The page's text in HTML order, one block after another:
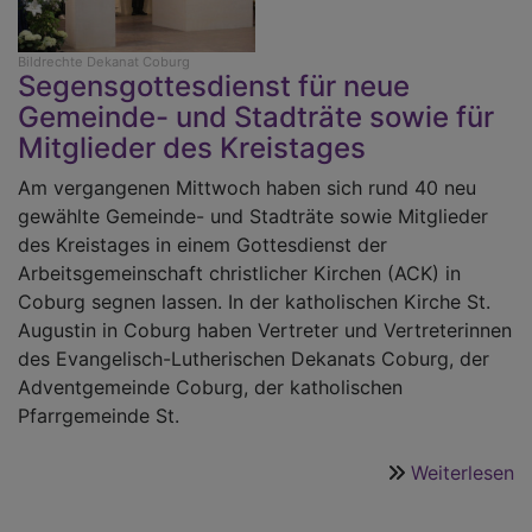
Bildrechte Dekanat Coburg
Segensgottesdienst für neue
Gemeinde- und Stadträte sowie für
Mitglieder des Kreistages
Am vergangenen Mittwoch haben sich rund 40 neu
gewählte Gemeinde- und Stadträte sowie Mitglieder
des Kreistages in einem Gottesdienst der
Arbeitsgemeinschaft christlicher Kirchen (ACK) in
Coburg segnen lassen. In der katholischen Kirche St.
Augustin in Coburg haben Vertreter und Vertreterinnen
des Evangelisch-Lutherischen Dekanats Coburg, der
Adventgemeinde Coburg, der katholischen
Pfarrgemeinde St.
Weiterlesen